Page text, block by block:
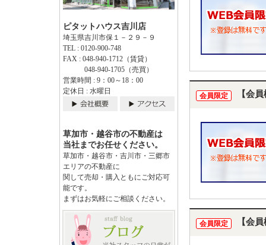
会員限定 【会
会員限定 【会
ピタットハウス吉川店
埼玉県吉川市保１－２９－９
TEL : 0120-900-748
FAX : 048-940-1712（賃貸）
048-940-1705（売買）
営業時間 : 9：00～18：00
定休日 : 水曜日
草加市・越谷市の不動産は
当社までお任せください。
草加市・越谷市・吉川市・三郷市
エリアの不動産に
関して売却・購入ともにご対応可
能です。
まずはお気軽にご相談ください。